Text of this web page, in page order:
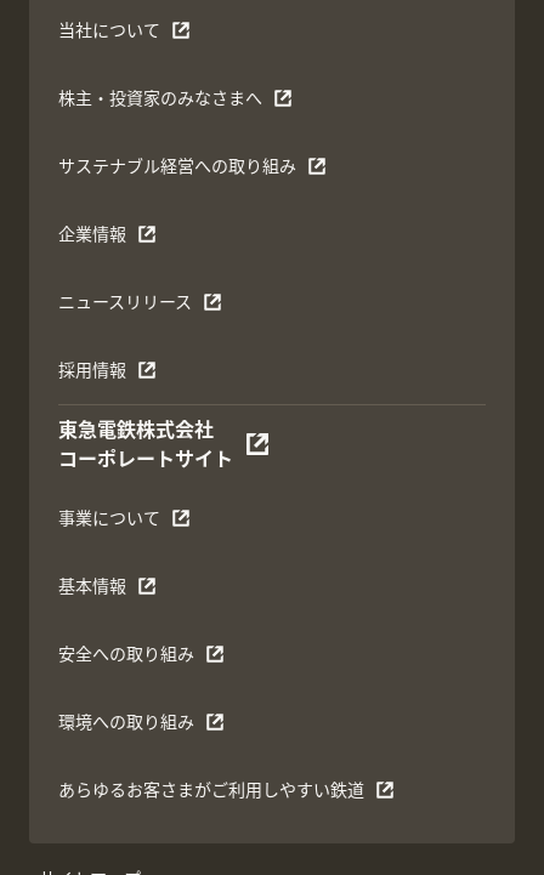
当社について
株主・投資家のみなさまへ
サステナブル経営への取り組み
企業情報
ニュースリリース
採用情報
東急電鉄株式会社
コーポレートサイト
事業について
基本情報
安全への取り組み
環境への取り組み
あらゆるお客さまがご利用しやすい鉄道